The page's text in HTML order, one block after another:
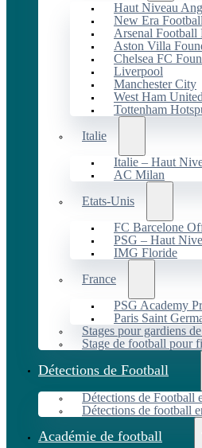
Haut Niveau
New Era
Arsenal Football
Aston Villa
Chelsea FC
Liverpool
Manchester City
West Ham United
Tottenham
Italie
Italie – Haut
AC Milan
Etats-Unis
FC Barcelone
PSG – Haut
IMG Floride
France
PSG Academy
Paris Saint
Stages pour gardiens
Stage de football pour
Détections de Football
Détections de Football
Détections de football
Académie de football